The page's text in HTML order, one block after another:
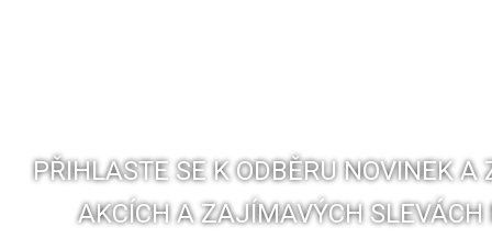
PŘIHLASTE SE K ODBĚRU NOVINEK
AKCÍCH A ZAJÍMAVÝCH